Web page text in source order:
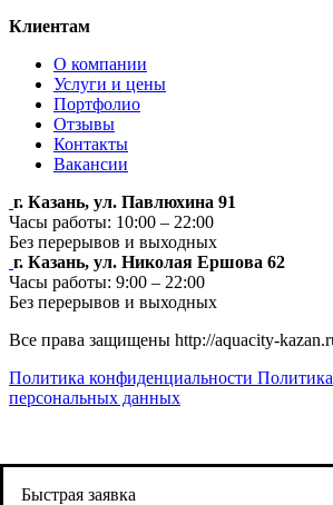
Клиентам
О компании
Услуги и цены
Портфолио
Отзывы
Контакты
Вакансии
г. Казань, ул. Павлюхина 91
Часы работы: 10:00 – 22:00
Без перерывов и выходных
г. Казань, ул. Николая Ершова 62
Часы работы: 9:00 – 22:00
Без перерывов и выходных
Все права защищены http://aquacity-
Политика конфиденциальности
персональных данных
Быстрая заявка
Продолжая использовать http://aquacity-
соглашаетесь на использование файлов